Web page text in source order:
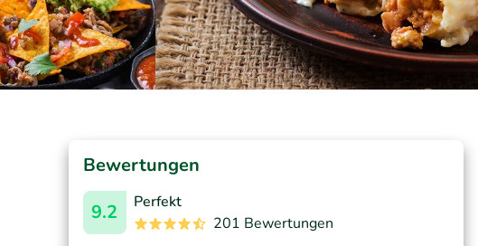
Bewertungen
9.2
Perfekt
201 Bewertungen